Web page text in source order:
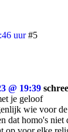
uur #5
@ 19:39
je geloof
wie voor
dat homo's niet